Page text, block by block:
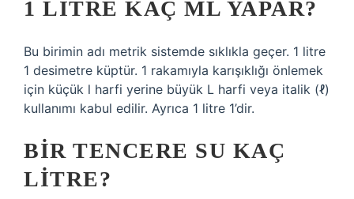
1 LITRE KAÇ ML YAPAR?
Bu birimin adı metrik sistemde sıklıkla geçer. 1 litre
1 desimetre küptür. 1 rakamıyla karışıklığı önlemek
için küçük l harfi yerine büyük L harfi veya italik (ℓ)
kullanımı kabul edilir. Ayrıca 1 litre 1’dir.
BIR TENCERE SU KAÇ
LITRE?